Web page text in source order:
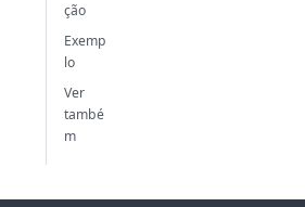
ção
Exemp
lo
Ver
també
m